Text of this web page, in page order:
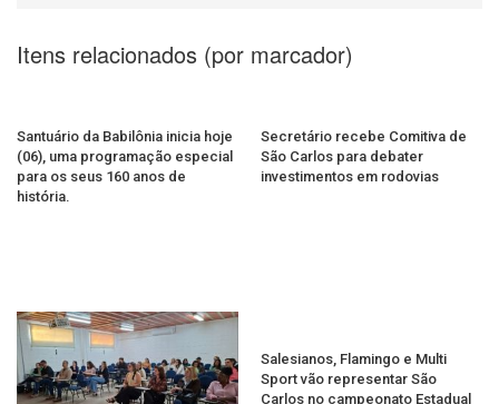
Itens relacionados (por marcador)
Santuário da Babilônia inicia hoje
(06), uma programação especial
para os seus 160 anos de
história.
Secretário recebe Comitiva de
São Carlos para debater
investimentos em rodovias
Salesianos, Flamingo e Multi
Sport vão representar São
Carlos no campeonato Estadual